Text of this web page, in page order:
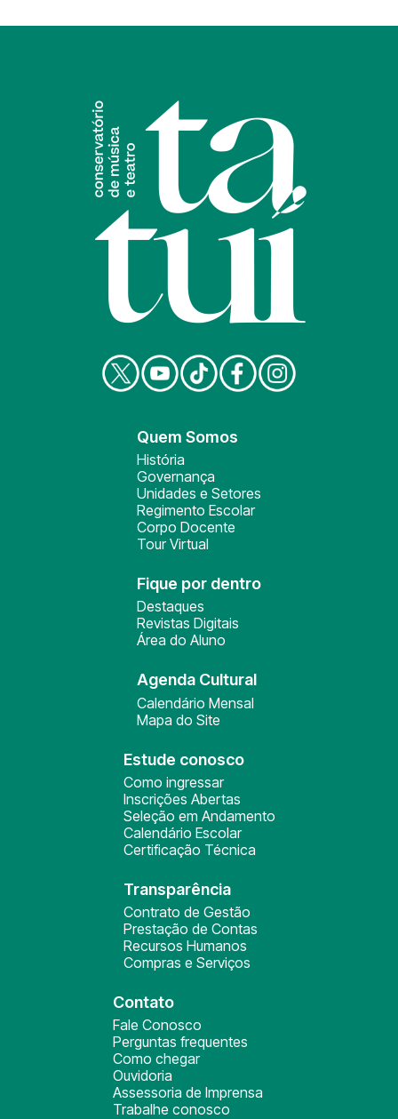
Quem Somos
História
Governança
Unidades e Setores
Regimento Escolar
Corpo Docente
Tour Virtual
Fique por dentro
Destaques
Revistas Digitais
Área do Aluno
Agenda Cultural
Calendário Mensal
Mapa do Site
Estude conosco
Como ingressar
Inscrições Abertas
Seleção em Andamento
Calendário Escolar
Certificação Técnica
Transparência
Contrato de Gestão
Prestação de Contas
Recursos Humanos
Compras e Serviços
Contato
Fale Conosco
Perguntas frequentes
Como chegar
Ouvidoria
Assessoria de Imprensa
Trabalhe conosco